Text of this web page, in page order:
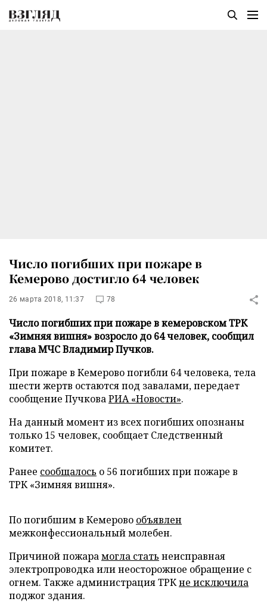
Число погибших при пожаре в
Кемерово достигло 64 человек
26 марта 2018, 11:37 78
Число погибших при пожаре в кемеровском ТРК
«Зимняя вишня» возросло до 64 человек, сообщил
глава МЧС Владимир Пучков.
При пожаре в Кемерово погибли 64 человека, тела
шести жертв остаются под завалами, передает
сообщение ПучковаРИА «Новости».
На данный момент из всех погибших опознаны
только 15 человек, сообщает Следственный
комитет.
Ранее сообщалось о 56 погибших при пожаре в
ТРК «Зимняя вишня».
По погибшим в Кемерово объявлен
межконфессиональный молебен.
Причиной пожарамогла стать неисправная
электропроводка или неосторожное обращение с
огнем. Также администрация ТРКне исключила
поджог здания.